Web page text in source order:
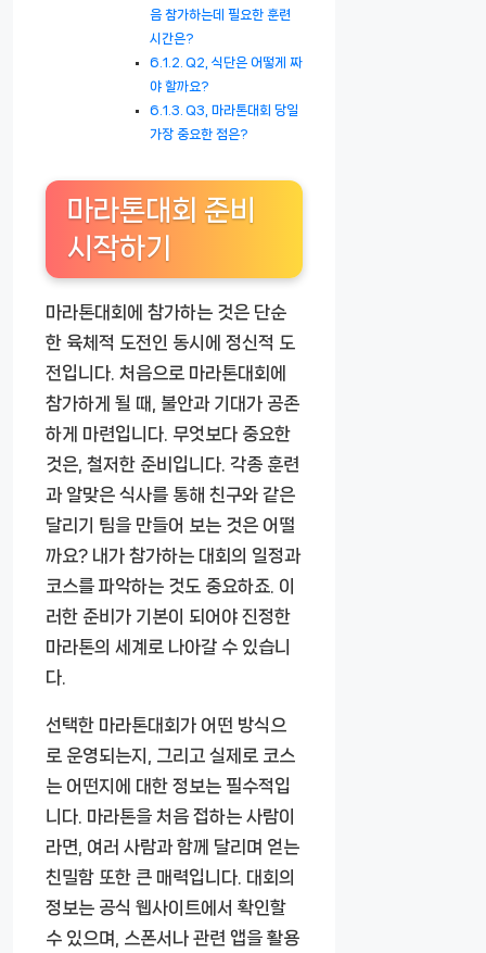
음 참가하는데 필요한 훈련
시간은?
Q2, 식단은 어떻게 짜
야 할까요?
Q3, 마라톤대회 당일
가장 중요한 점은?
마라톤대회 준비
시작하기
마라톤대회에 참가하는 것은 단순
한 육체적 도전인 동시에 정신적 도
전입니다. 처음으로 마라톤대회에
참가하게 될 때, 불안과 기대가 공존
하게 마련입니다. 무엇보다 중요한
것은, 철저한 준비입니다. 각종 훈련
과 알맞은 식사를 통해 친구와 같은
달리기 팀을 만들어 보는 것은 어떨
까요? 내가 참가하는 대회의 일정과
코스를 파악하는 것도 중요하죠. 이
러한 준비가 기본이 되어야 진정한
마라톤의 세계로 나아갈 수 있습니
다.
선택한 마라톤대회가 어떤 방식으
로 운영되는지, 그리고 실제로 코스
는 어떤지에 대한 정보는 필수적입
니다. 마라톤을 처음 접하는 사람이
라면, 여러 사람과 함께 달리며 얻는
친밀함 또한 큰 매력입니다. 대회의
정보는 공식 웹사이트에서 확인할
수 있으며, 스폰서나 관련 앱을 활용